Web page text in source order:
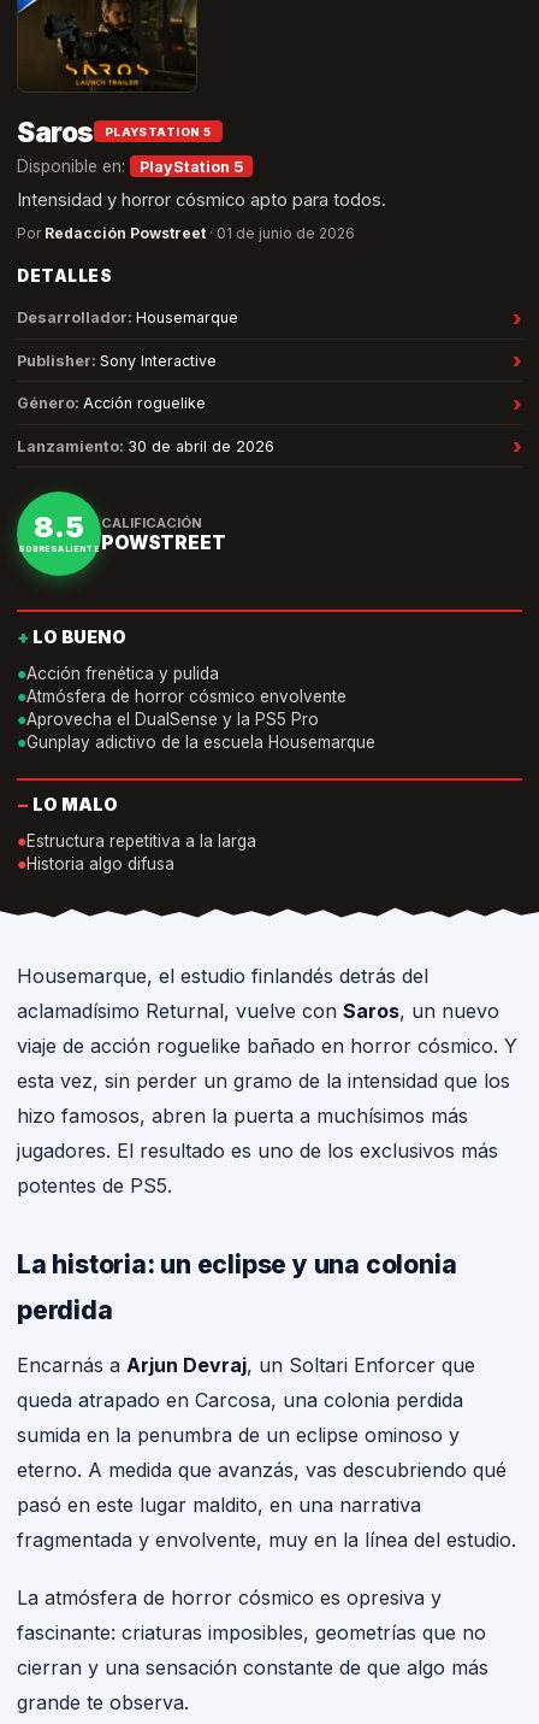
Saros PLAYSTATION 5
Disponible en: PlayStation 5
Intensidad y horror cósmico apto para todos.
Por Redacción Powstreet · 01 de junio de 2026
DETALLES
Desarrollador: Housemarque ›
Publisher: Sony Interactive ›
Género: Acción roguelike ›
Lanzamiento: 30 de abril de 2026 ›
8.5
SOBRESALIENTE
CALIFICACIÓN
POWSTREET
+ LO BUENO
●Acción frenética y pulida
●Atmósfera de horror cósmico envolvente
●Aprovecha el DualSense y la PS5 Pro
●Gunplay adictivo de la escuela Housemarque
− LO MALO
●Estructura repetitiva a la larga
●Historia algo difusa
Housemarque, el estudio finlandés detrás del
aclamadísimo Returnal, vuelve con Saros, un nuevo
viaje de acción roguelike bañado en horror cósmico. Y
esta vez, sin perder un gramo de la intensidad que los
hizo famosos, abren la puerta a muchísimos más
jugadores. El resultado es uno de los exclusivos más
potentes de PS5.
La historia: un eclipse y una colonia
perdida
Encarnás a Arjun Devraj, un Soltari Enforcer que
queda atrapado en Carcosa, una colonia perdida
sumida en la penumbra de un eclipse ominoso y
eterno. A medida que avanzás, vas descubriendo qué
pasó en este lugar maldito, en una narrativa
fragmentada y envolvente, muy en la línea del estudio.
La atmósfera de horror cósmico es opresiva y
fascinante: criaturas imposibles, geometrías que no
cierran y una sensación constante de que algo más
grande te observa.